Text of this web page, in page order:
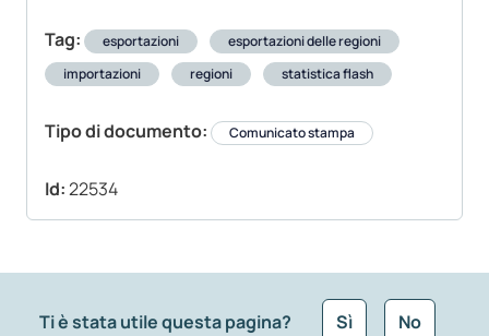
Tag: esportazioni
esportazioni delle regioni
importazioni
regioni statistica flash
Tipo di documento: Comunicato stampa
Id:22534
Ti è stata utile questa pagina? Sì No